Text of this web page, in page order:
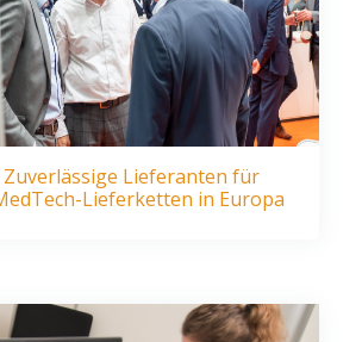
Zuverlässige Lieferanten für
Lieferketten in Europa